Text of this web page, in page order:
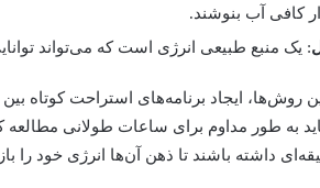
کافی آب بنوشند.
: یک منبع طبیعی انرژی است که می‌تواند
روش‌ها، ایجاد برنامه‌های استراحت کوتاه